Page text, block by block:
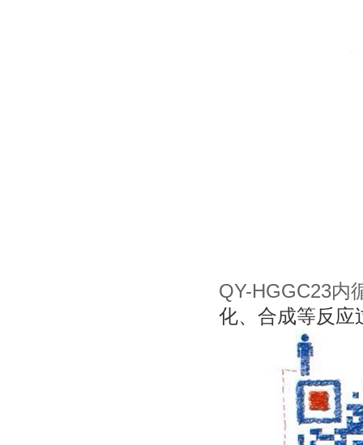
QY-HGGC23内
化、合成等反应